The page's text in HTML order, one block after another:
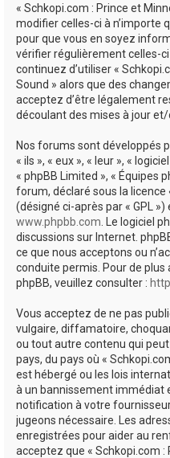
« Schkopi.com : Prince et
modifier celles-ci à n’importe
pour que vous en soyez
vérifier régulièrement celles-
continuez d’utiliser «
Sound » alors que des
acceptez d’être légalement
découlant des mises à jour
Nos forums sont développés
« ils », « eux », « leur », «
« phpBB Limited », « Équipes
forum, déclaré sous la licence
(désigné ci-après par « GPL
www.phpbb.com . Le logiciel
discussions sur Internet.
ce que nous acceptons ou
conduite permis. Pour de
phpBB, veuillez consulter :
Vous acceptez de ne pas
vulgaire, diffamatoire,
ou tout autre contenu qui
pays, du pays où «
est hébergé ou les lois
à un bannissement immédiat
notification à votre
jugeons nécessaire. Les
enregistrées pour aider au
acceptez que « Schkopi.com :